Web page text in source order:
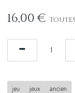
16,00€
jeu jeux ancien